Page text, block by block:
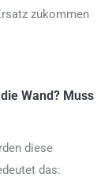
zukommen
Wand? Muss
diese
das: